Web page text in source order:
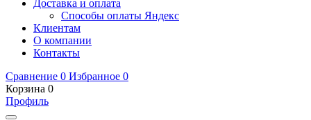
Доставка и оплата
Способы оплаты Яндекс
Клиентам
О компании
Контакты
Сравнение 0 Избранное 0
Корзина 0
Профиль